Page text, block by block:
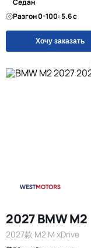
Седан
Разгон 0-100: 5.6 с
Хочу заказать
2027 BMW M2
2027款 M2 M xDrive